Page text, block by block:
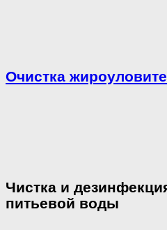
Очистка
Чистка и
питьевой воды